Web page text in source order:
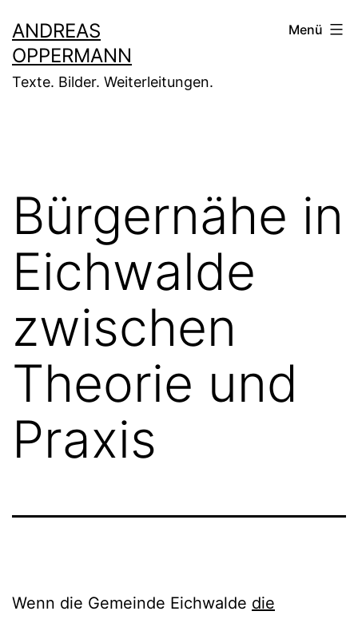
Inhalt
springen
ANDREAS
OPPERMANN
Texte. Bilder. Weiterleitungen.
Menü
Bürgernähe in
Eichwalde
zwischen
Theorie und
Praxis
Wenn die Gemeinde Eichwalde die